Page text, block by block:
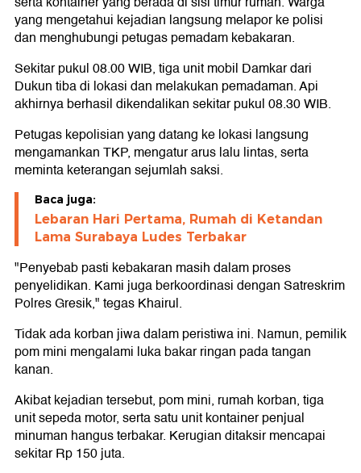
yang mengetahui kejadian langsung melapor ke polisi
dan menghubungi petugas pemadam kebakaran.
Sekitar pukul 08.00 WIB, tiga unit mobil Damkar dari
Dukun tiba di lokasi dan melakukan pemadaman. Api
akhirnya berhasil dikendalikan sekitar pukul 08.30 WIB.
Petugas kepolisian yang datang ke lokasi langsung
mengamankan TKP, mengatur arus lalu lintas, serta
meminta keterangan sejumlah saksi.
Baca juga:
Lebaran Hari Pertama, Rumah di Ketandan
Lama Surabaya Ludes Terbakar
"Penyebab pasti kebakaran masih dalam proses
penyelidikan. Kami juga berkoordinasi dengan Satreskrim
Polres Gresik," tegas Khairul.
Tidak ada korban jiwa dalam peristiwa ini. Namun, pemilik
pom mini mengalami luka bakar ringan pada tangan
kanan.
Akibat kejadian tersebut, pom mini, rumah korban, tiga
unit sepeda motor, serta satu unit kontainer penjual
minuman hangus terbakar. Kerugian ditaksir mencapai
sekitar Rp 150 juta.